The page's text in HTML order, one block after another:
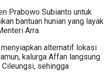
Prabowo Subianto untuk
bantuan hunian yang layak
Arra.
alternatif lokasi
kalurga Affan langsung
sehingga